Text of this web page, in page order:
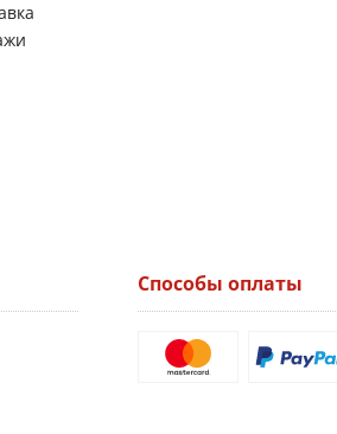
Способы оплаты